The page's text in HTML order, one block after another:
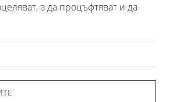
а да процъфтяват и да